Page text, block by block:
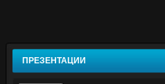
ПРЕЗЕНТАЦИИ